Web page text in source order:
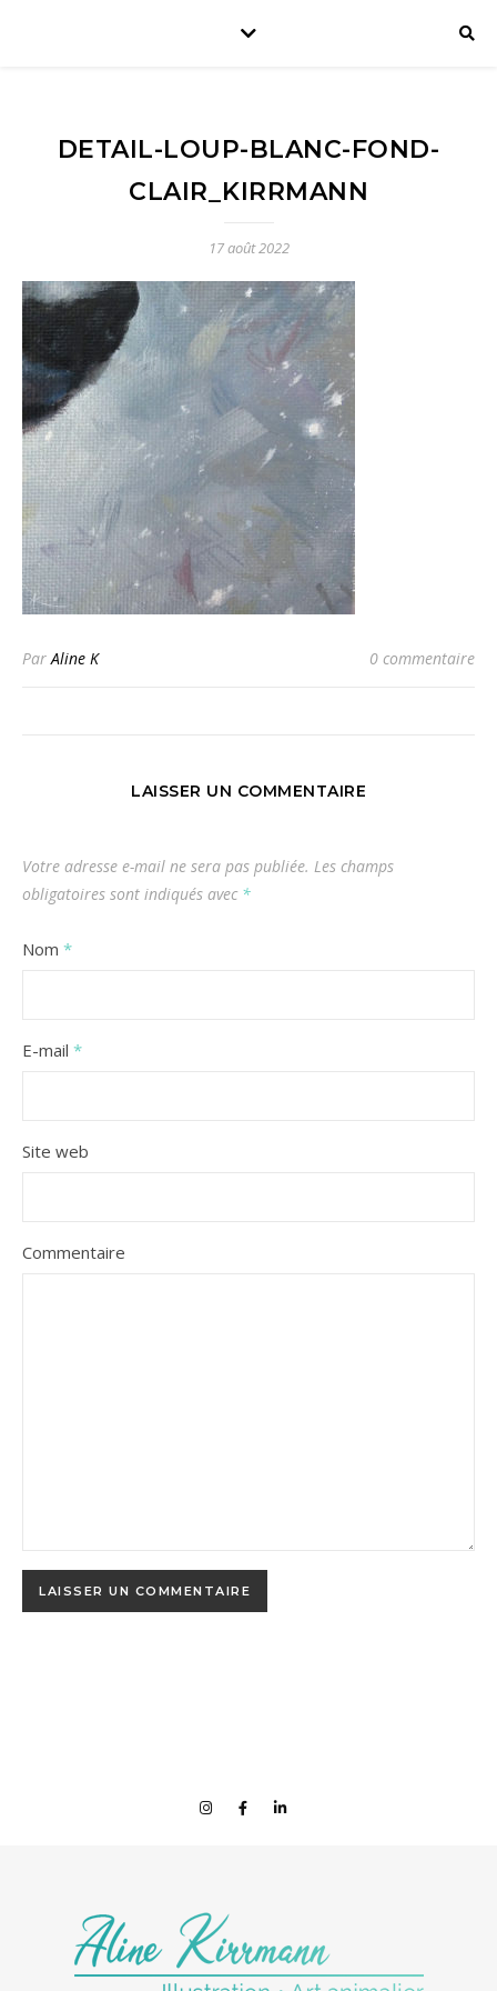
DETAIL-LOUP-BLANC-FOND-
CLAIR_KIRRMANN
17 août 2022
ParAline K 0 commentaire
LAISSER UN COMMENTAIRE
Votre adresse e-mail ne sera pas publiée. Les champs
obligatoires sont indiqués avec *
Nom *
E-mail *
Site web
Commentaire